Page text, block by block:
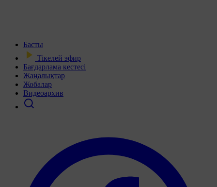
Басты
Тікелей эфир
Бағдарлама кестесі
Жаңалықтар
Жобалар
Видеоархив